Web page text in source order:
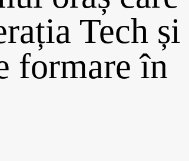
Tech și
formare în